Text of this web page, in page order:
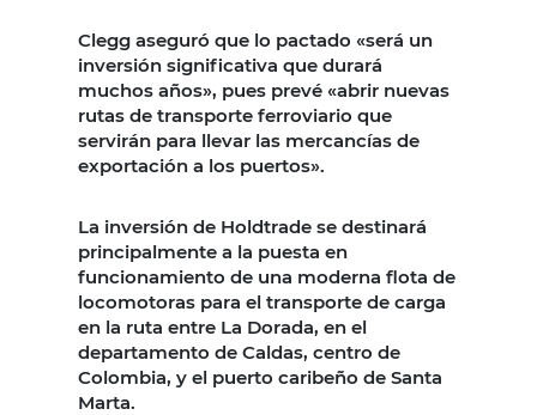
Clegg aseguró que lo pactado «será un
inversión significativa que durará
muchos años», pues prevé «abrir nuevas
rutas de transporte ferroviario que
servirán para llevar las mercancías de
exportación a los puertos».
La inversión de Holdtrade se destinará
principalmente a la puesta en
funcionamiento de una moderna flota de
locomotoras para el transporte de carga
en la ruta entre La Dorada, en el
departamento de Caldas, centro de
Colombia, y el puerto caribeño de Santa
Marta.